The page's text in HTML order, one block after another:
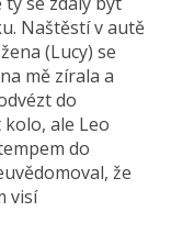
Naštěstí v autě
(Lucy) se
mě zírala a
do
ale Leo
do
že
visí